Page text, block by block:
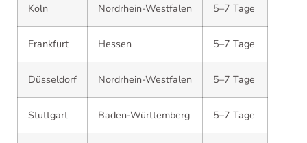
Köln Nordrhein-Westfalen 5–7 Tage
Frankfurt Hessen 5–7 Tage
Düsseldorf Nordrhein-Westfalen 5–7 Tage
Stuttgart Baden-Württemberg 5–7 Tage